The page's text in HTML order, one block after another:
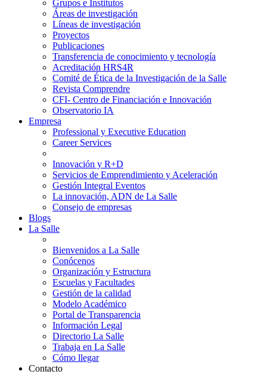
Grupos e Institutos
Áreas de investigación
Líneas de investigación
Proyectos
Publicaciones
Transferencia de conocimiento y tecnología
Acreditación HRS4R
Comité de Ética de la Investigación de la Salle
Revista Comprendre
CFI- Centro de Financiación e Innovación
Observatorio IA
Empresa
Professional y Executive Education
Career Services
Innovación y R+D
Servicios de Emprendimiento y Aceleración
Gestión Integral Eventos
La innovación, ADN de La Salle
Consejo de empresas
Blogs
La Salle
Bienvenidos a La Salle
Conócenos
Organización y Estructura
Escuelas y Facultades
Gestión de la calidad
Modelo Académico
Portal de Transparencia
Información Legal
Directorio La Salle
Trabaja en La Salle
Cómo llegar
Contacto